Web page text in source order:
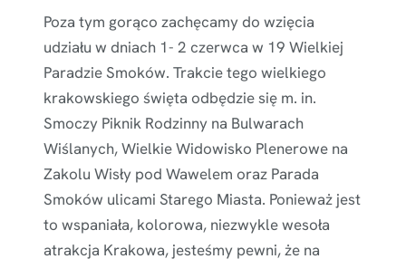
Poza tym gorąco zachęcamy do wzięcia
udziału w dniach 1- 2 czerwca w 19 Wielkiej
Paradzie Smoków. Trakcie tego wielkiego
krakowskiego święta odbędzie się m. in.
Smoczy Piknik Rodzinny na Bulwarach
Wiślanych, Wielkie Widowisko Plenerowe na
Zakolu Wisły pod Wawelem oraz Parada
Smoków ulicami Starego Miasta. Ponieważ jest
to wspaniała, kolorowa, niezwykle wesoła
atrakcja Krakowa, jesteśmy pewni, że na